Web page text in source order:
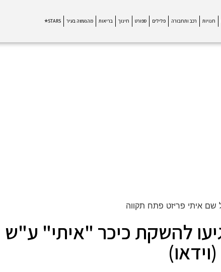
חנויות רכב ותחבורה פלילים ספורט חינוך בריאות מהנעשה בעיר STARS⭐
הגיעו להשקת כיכר "איתי" ע"ש